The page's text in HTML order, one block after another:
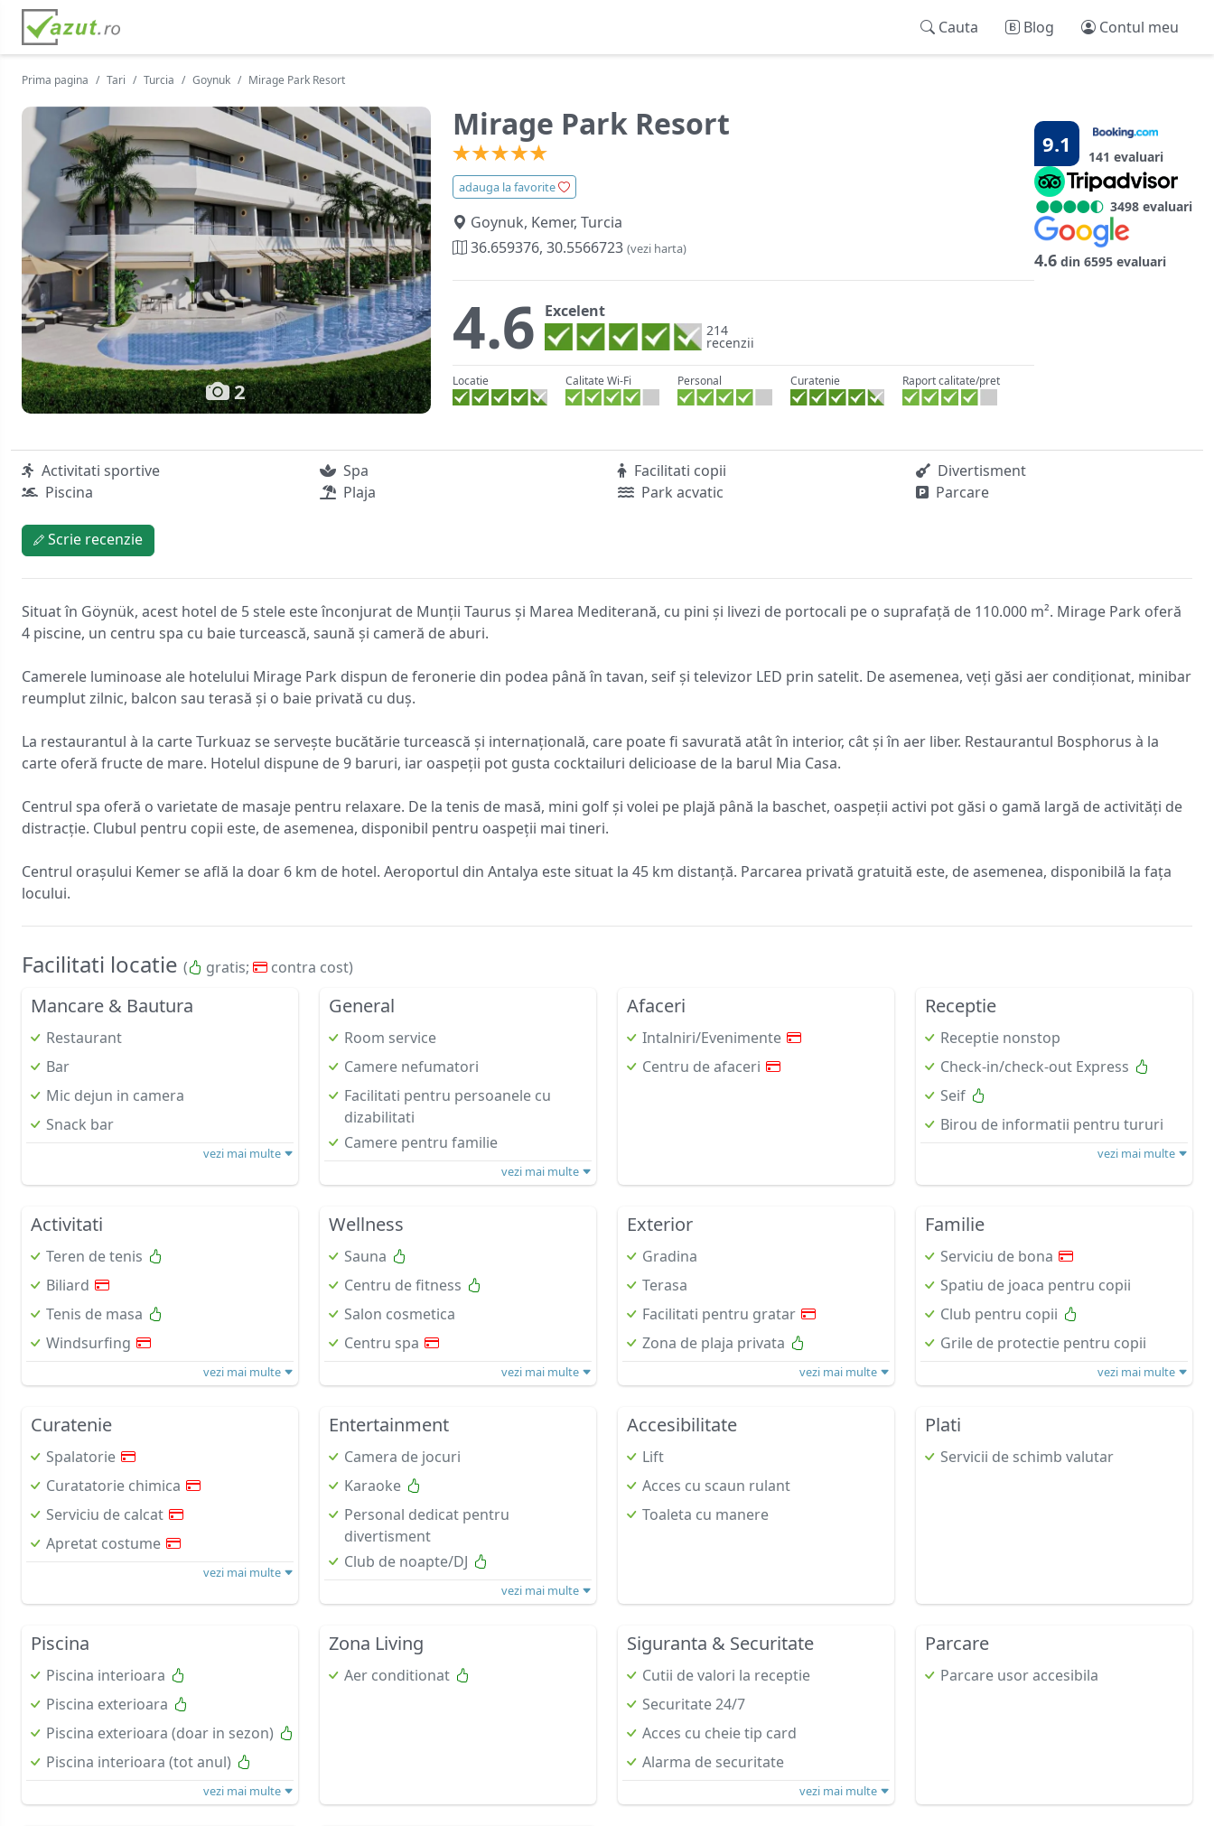
Cauta Blog Contul meu
Prima pagina Tari Turcia Goynuk Mirage Park Resort
2
Mirage Park Resort
adauga la favorite
Goynuk, Kemer, Turcia
36.659376, 30.5566723 (vezi harta)
4.6 Excelent
214
recenzii
Locatie Calitate Wi-Fi Personal Curatenie Raport calitate/pret
9.1 141 evaluari
3498 evaluari
4.6din 6595 evaluari
Activitati sportive Spa Facilitati copii
Divertisment
Piscina
Plaja Park acvatic Parcare
Scrie recenzie
Situat în Göynük, acest hotel de 5 stele este înconjurat de Munții Taurus și Marea Mediterană, cu pini și livezi de portocali pe o suprafață de 110.000 m². Mirage Park oferă
4 piscine, un centru spa cu baie turcească, saună și cameră de aburi.
Camerele luminoase ale hotelului Mirage Park dispun de feronerie din podea până în tavan, seif și televizor LED prin satelit. De asemenea, veți găsi aer condiționat, minibar
reumplut zilnic, balcon sau terasă și o baie privată cu duș.
La restaurantul à la carte Turkuaz se servește bucătărie turcească și internațională, care poate fi savurată atât în interior, cât și în aer liber. Restaurantul Bosphorus à la
carte oferă fructe de mare. Hotelul dispune de 9 baruri, iar oaspeții pot gusta cocktailuri delicioase de la barul Mia Casa.
Centrul spa oferă o varietate de masaje pentru relaxare. De la tenis de masă, mini golf și volei pe plajă până la baschet, oaspeții activi pot găsi o gamă largă de activități de
distracție. Clubul pentru copii este, de asemenea, disponibil pentru oaspeții mai tineri.
Centrul orașului Kemer se află la doar 6 km de hotel. Aeroportul din Antalya este situat la 45 km distanță. Parcarea privată gratuită este, de asemenea, disponibilă la fața
locului.
Facilitati locatie ( gratis; contra cost)
Mancare & Bautura
Restaurant
Bar
Mic dejun in camera
Snack bar
vezi mai multe
General
Room service
Camere nefumatori
Facilitati pentru persoanele cu
dizabilitati
Camere pentru familie
vezi mai multe
Afaceri
Intalniri/Evenimente
Centru de afaceri
Receptie
Receptie nonstop
Check-in/check-out Express
Seif
Birou de informatii pentru tururi
vezi mai multe
Activitati
Teren de tenis
Biliard
Tenis de masa
Windsurfing
vezi mai multe
Wellness
Sauna
Centru de fitness
Salon cosmetica
Centru spa
vezi mai multe
Exterior
Gradina
Terasa
Facilitati pentru gratar
Zona de plaja privata
vezi mai multe
Familie
Serviciu de bona
Spatiu de joaca pentru copii
Club pentru copii
Grile de protectie pentru copii
vezi mai multe
Curatenie
Spalatorie
Curatatorie chimica
Serviciu de calcat
Apretat costume
vezi mai multe
Entertainment
Camera de jocuri
Karaoke
Personal dedicat pentru
divertisment
Club de noapte/DJ
vezi mai multe
Accesibilitate
Lift
Acces cu scaun rulant
Toaleta cu manere
Plati
Servicii de schimb valutar
Piscina
Piscina interioara
Piscina exterioara
Piscina exterioara (doar in sezon)
Piscina interioara (tot anul)
vezi mai multe
Zona Living
Aer conditionat
Siguranta & Securitate
Cutii de valori la receptie
Securitate 24/7
Acces cu cheie tip card
Alarma de securitate
vezi mai multe
Parcare
Parcare usor accesibila